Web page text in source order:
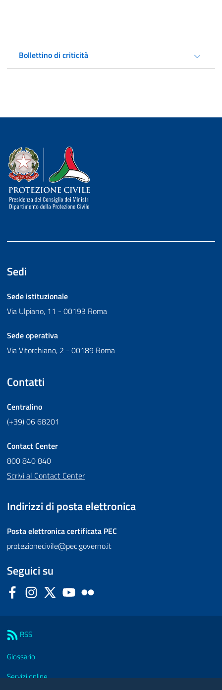
Bollettino di criticità
Dipartimento della Protezione Civile
Sedi
Sede istituzionale
Via Ulpiano, 11 - 00193 Roma
Sede operativa
Via Vitorchiano, 2 - 00189 Roma
Contatti
Centralino
(+39) 06 68201
Contact Center
800 840 840
Scrivi al Contact Center
Indirizzi di posta elettronica
Posta elettronica certificata PEC
protezionecivile@pec.governo.it
Seguici su
FacebookInstagram
Twitter YouTube
RSS
Glossario
Servizi online